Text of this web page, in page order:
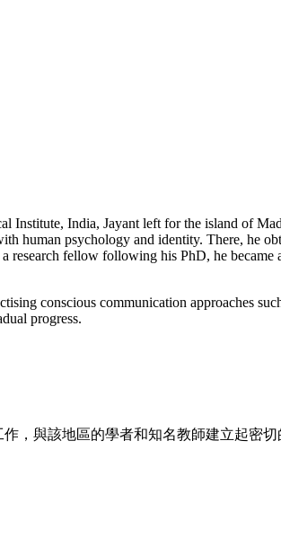
Institute, India, Jayant left for the island of
human psychology and identity. There, he
fellow following his PhD, he became
conscious communication approaches
progress.
，與該地區的學者和知名教師建立起密切